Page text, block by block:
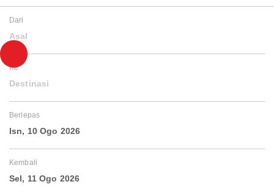
Dari
Asal
Ke
Destinasi
Berlepas
Isn, 10 Ogo 2026
Kembali
Sel, 11 Ogo 2026